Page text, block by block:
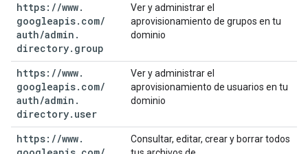
https: //www.
googleapis. com/
auth/admin .
directory. group
Ver y administrar el
aprovisionamiento de grupos en tu
dominio
https: //www.
googleapis. com/
auth/admin .
directory. user
Ver y administrar el
aprovisionamiento de usuarios en tu
dominio
https: //www.
Consultar, editar, crear y borrar todos